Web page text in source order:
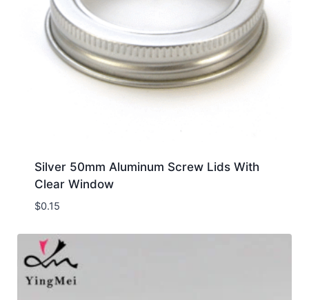
Silver 50mm Aluminum Screw Lids With
Clear Window
$0.15